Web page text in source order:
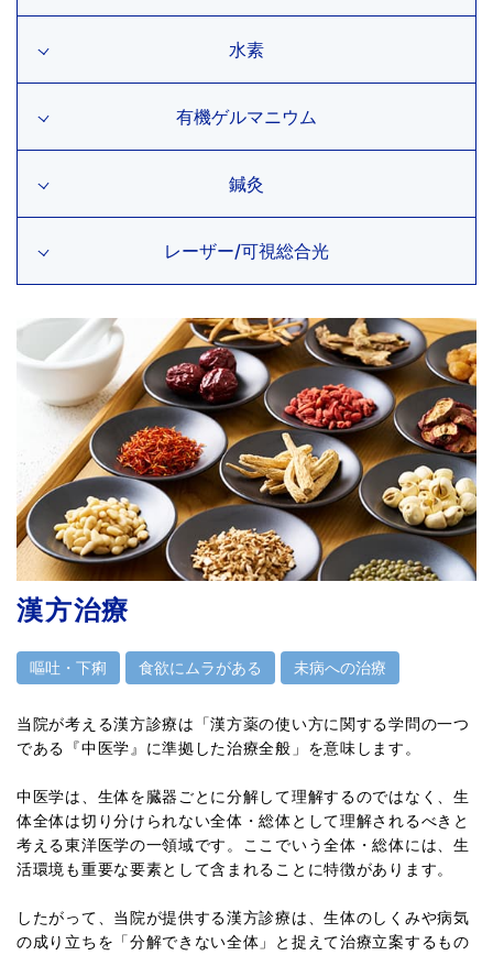
水素
有機ゲルマニウム
鍼灸
レーザー/可視総合光
漢方治療
嘔吐・下痢 食欲にムラがある 未病への治療
当院が考える漢方診療は「漢方薬の使い方に関する学問の一つ
である『中医学』に準拠した治療全般」を意味します。
中医学は、生体を臓器ごとに分解して理解するのではなく、生
体全体は切り分けられない全体・総体として理解されるべきと
考える東洋医学の一領域です。ここでいう全体・総体には、生
活環境も重要な要素として含まれることに特徴があります。
したがって、当院が提供する漢方診療は、生体のしくみや病気
の成り立ちを「分解できない全体」と捉えて治療立案するもの